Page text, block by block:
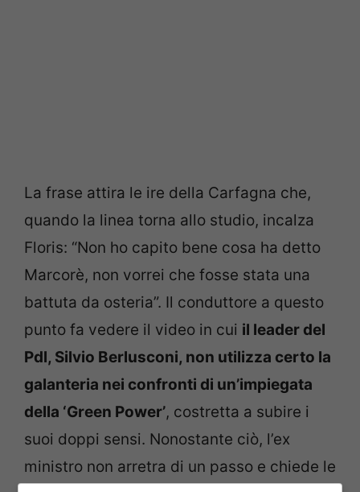
La frase attira le ire della Carfagna che,
quando la linea torna allo studio, incalza
Floris: “Non ho capito bene cosa ha detto
Marcorè, non vorrei che fosse stata una
battuta da osteria”. Il conduttore a questo
punto fa vedere il video in cui il leader del
Pdl, Silvio Berlusconi, non utilizza certo la
galanteria nei confronti di un’impiegata
della ‘Green Power’, costretta a subire i
suoi doppi sensi. Nonostante ciò, l’ex
ministro non arretra di un passo e chiede le